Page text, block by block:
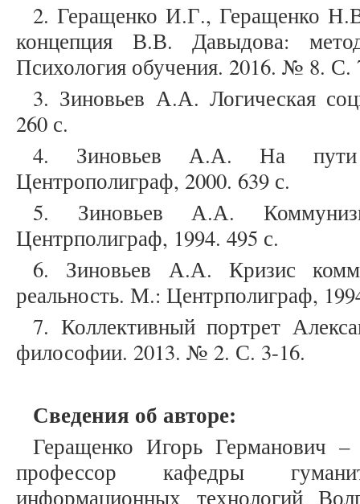
2. Геращенко И.Г., Геращенко
концепция В.В. Давыдова:
Психология обучения. 2016. № 8. С.
3. Зиновьев А.А. Логическая
260 с.
4. Зиновьев А.А. На
Центрополиграф, 2000. 639 с.
5. Зиновьев А.А.
Центрполиграф, 1994. 495 с.
6. Зиновьев А.А. Кризис
реальность. М.: Центрполиграф,
7. Коллективный портрет
философии. 2013. № 2. С. 3-16.
Сведения об авторе:
Геращенко Игорь Германович
профессор кафедры
информационных технологий